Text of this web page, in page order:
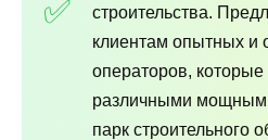
строительства.
клиентам опытных и
операторов,
различными
парк строительного